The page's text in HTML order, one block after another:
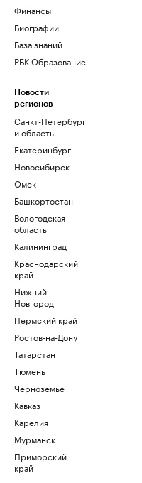
Финансы
Биографии
База знаний
РБК Образование
Новости
регионов
Санкт-Петербург
и область
Екатеринбург
Новосибирск
Омск
Башкортостан
Вологодская
область
Калининград
Краснодарский
край
Нижний
Новгород
Пермский край
Ростов-на-Дону
Татарстан
Тюмень
Черноземье
Кавказ
Карелия
Мурманск
Приморский
край